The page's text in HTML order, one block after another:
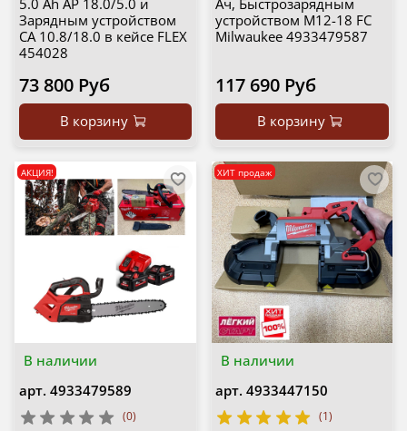
5.0 Ah AP 18.0/5.0 и
Зарядным устройством
CA 10.8/18.0 в кейсе FLEX
454028
73 800 Руб
В корзину
Ач, Быстрозарядным
устройством M12-18 FC
Milwaukee 4933479587
117 690 Руб
В корзину
В наличии
АКЦИЯ!
арт. 4933479589
(0)
В наличии
ХИТ продаж
арт. 4933447150
(1)